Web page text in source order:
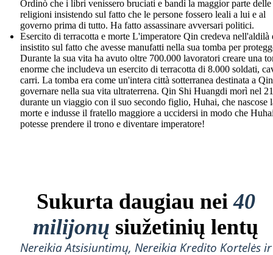
Ordinò che i libri venissero bruciati e bandì la maggior parte delle
religioni insistendo sul fatto che le persone fossero leali a lui e al
governo prima di tutto. Ha fatto assassinare avversari politici.
Esercito di terracotta e morte L'imperatore Qin credeva nell'aldilà
insistito sul fatto che avesse manufatti nella sua tomba per
Durante la sua vita ha avuto oltre 700.000 lavoratori creare una
enorme che includeva un esercito di terracotta di 8.000 soldati,
carri. La tomba era come un'intera città sotterranea destinata a
governare nella sua vita ultraterrena. Qin Shi Huangdi morì nel
durante un viaggio con il suo secondo figlio, Huhai, che nascose
morte e indusse il fratello maggiore a uccidersi in modo che
potesse prendere il trono e diventare imperatore!
Sukurta daugiau nei40
milijonų siužetinių lentų
Nereikia Atsisiuntimų, Nereikia Kredito Kortelės ir